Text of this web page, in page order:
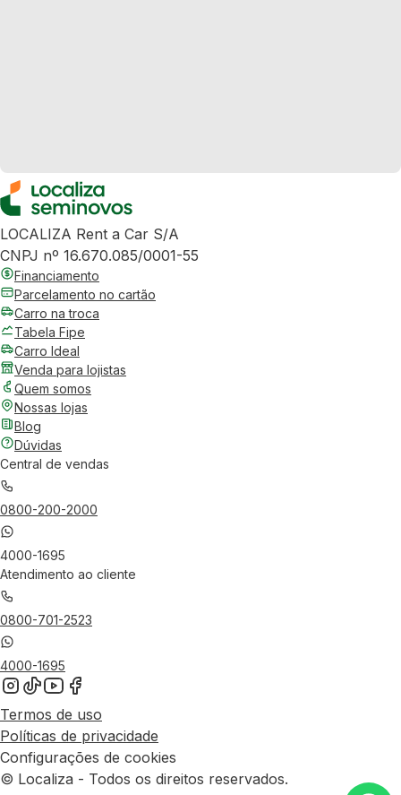
LOCALIZA Rent a Car S/A
CNPJ nº 16.670.085/0001-55
Financiamento
Parcelamento no cartão
Carro na troca
Tabela Fipe
Carro Ideal
Venda para lojistas
Quem somos
Nossas lojas
Blog
Dúvidas
Central de vendas
0800-200-2000
4000-1695
Atendimento ao cliente
0800-701-2523
4000-1695
Termos de uso
Políticas de privacidade
Configurações de cookies
© Localiza - Todos os direitos reservados.